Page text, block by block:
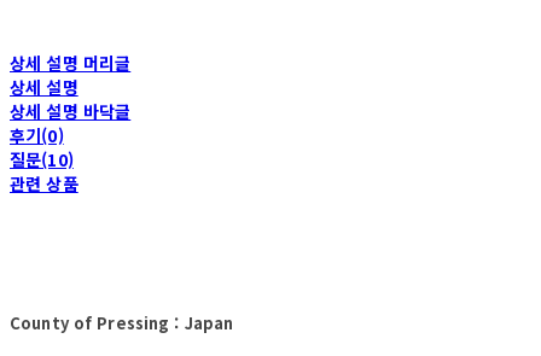
상세 설명 머리글
상세 설명
상세 설명 바닥글
후기(0)
질문(10)
관련 상품
County of Pressing : Japan